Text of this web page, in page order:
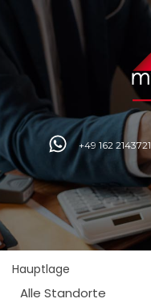
+49 162 2143721
Hauptlage
Alle Standorte